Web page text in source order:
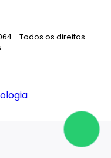
- Todos os direitos